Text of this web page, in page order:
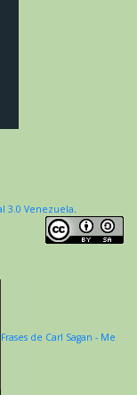
3.0 Venezuela.
Frases de Carl Sagan - Me